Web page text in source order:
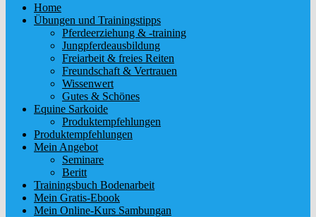
Home
Übungen und Trainingstipps
Pferdeerziehung & -training
Jungpferdeausbildung
Freiarbeit & freies Reiten
Freundschaft & Vertrauen
Wissenwert
Gutes & Schönes
Equine Sarkoide
Produktempfehlungen
Produktempfehlungen
Mein Angebot
Seminare
Beritt
Trainingsbuch Bodenarbeit
Mein Gratis-Ebook
Mein Online-Kurs Sambungan